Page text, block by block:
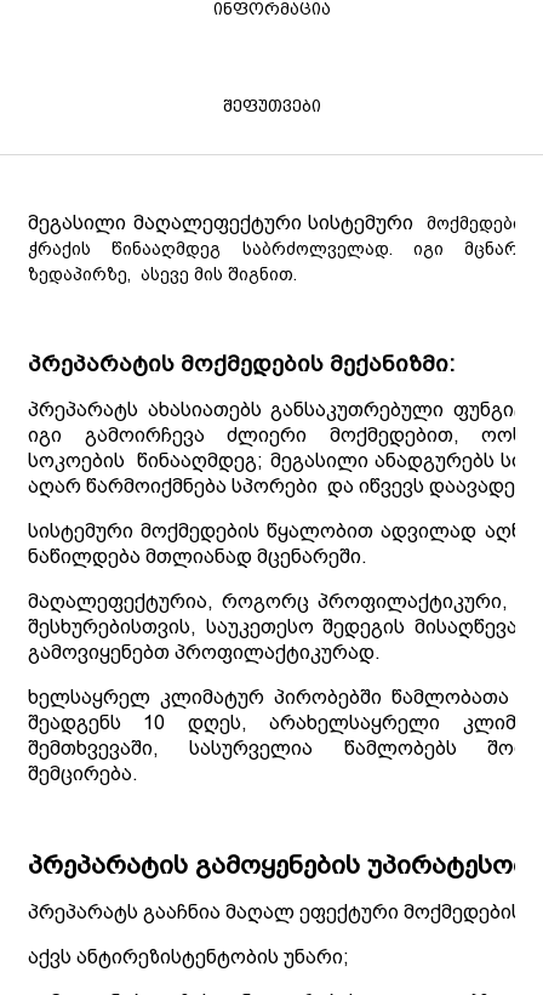
ინფორმაცია
შეფუთვები
მეგასილი მაღალეფექტური სისტემური
მოქმედების
ჭრაქის წინააღმდეგ საბრძოლველად. იგი
ზედაპირზე, ასევე მის შიგნით.
პრეპარატის მოქმედების მექანიზმი:
პრეპარატს ახასიათებს განსაკუთრებული
იგი გამოირჩევა ძლიერი მოქმედებით,
სოკოების წინააღმდეგ; მეგასილი ანადგურებს
აღარ წარმოიქმნება სპორები და იწვევს
სისტემური მოქმედების წყალობით ადვილად
ნაწილდება მთლიანად მცენარეში.
მაღალეფექტურია, როგორც პროფილაქტიკური,
შესხურებისთვის, საუკეთესო შედეგის
გამოვიყენებთ პროფილაქტიკურად.
ხელსაყრელ კლიმატურ პირობებში წამლობათა
შეადგენს 10 დღეს, არახელსაყრელი
შემთხვევაში, სასურველია წამლობებს
შემცირება.
პრეპარატის გამოყენების
პრეპარატს გააჩნია მაღალ ეფექტური მოქმედების
აქვს ანტირეზისტენტობის უნარი;